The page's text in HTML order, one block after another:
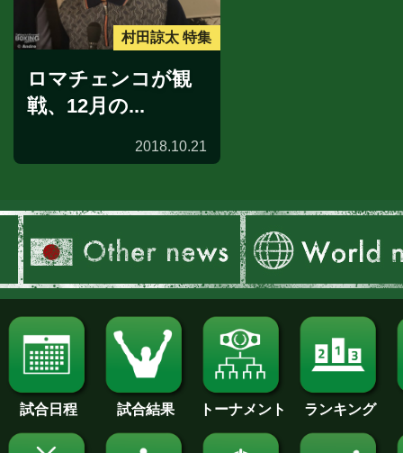
村田諒太 特集
ロマチェンコが観
戦、12月の...
2018.10.21
試合日程 試合結果 トーナメント ランキング